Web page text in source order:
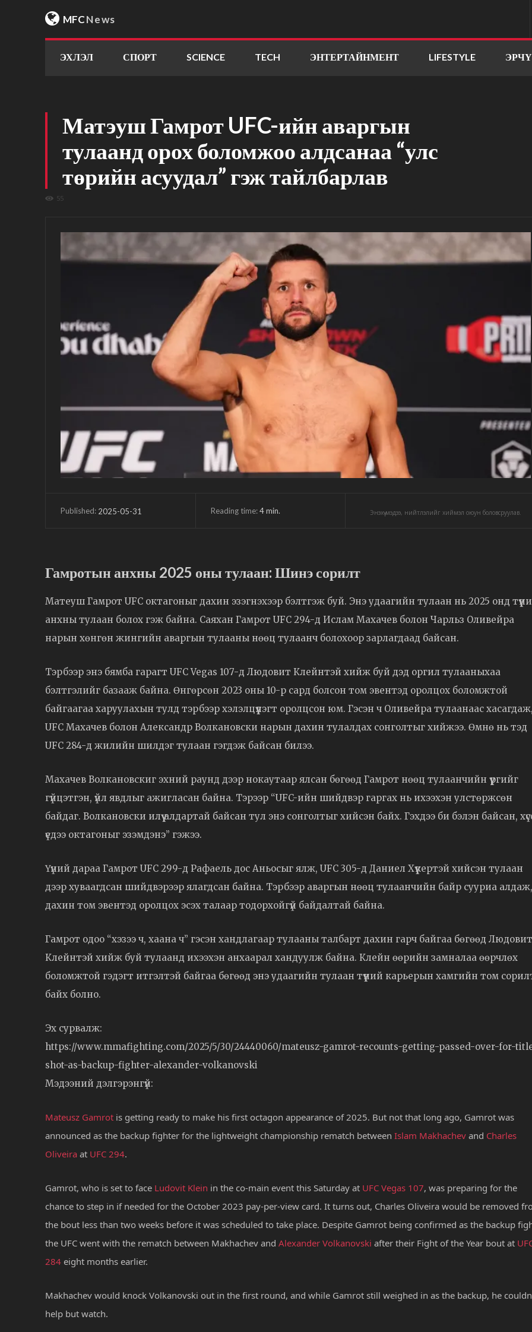
MFCNews
ЭХЛЭЛ СПОРТ SCIENCE TECH ЭНТЕРТАЙНМЕНТ LIFESTYLE
Матэуш Гамрот UFC-ийн аваргын
тулаанд орох боломжоо алдсанаа “улс
төрийн асуудал” гэж тайлбарлав
55
Published: 2025-05-31 Reading time:4min. Энэхүү мэдээ, нийтлэлийг хиймэл оюун боловсруулав.
Гамротын анхны 2025 оны тулаан: Шинэ сорилт
Матеуш Гамрот UFC октагоныг дахин эзэгнэхээр бэлтгэж буй. Энэ удаагийн тулаан нь 2025 онд
анхны тулаан болох гэж байна. Саяхан Гамрот UFC 294-д Ислам Махачев болон Чарльз Оливейра
нарын хөнгөн жингийн аваргын тулааны нөөц тулаанч болохоор зарлагдаад байсан.
Тэрбээр энэ бямба гарагт UFC Vegas 107-д Людовит Клейнтэй хийж буй дэд оргил тулааныхаа
бэлтгэлийг базааж байна. Өнгөрсөн 2023 оны 10-р сард болсон том эвентэд оролцох боломжтой
байгаагаа харуулахын тулд тэрбээр хэлэлцүүлэгт оролцсон юм. Гэсэн ч Оливейра тулаанаас хасагдаж,
UFC Махачев болон Александр Волкановски нарын дахин тулалдах сонголтыг хийжээ. Өмнө нь тэд
UFC 284-д жилийн шилдэг тулаан гэгдэж байсан билээ.
Махачев Волкановскиг эхний раунд дээр нокаутаар ялсан бөгөөд Гамрот нөөц тулаанчийн үүргийг
гүйцэтгэн, үйл явдлыг ажигласан байна. Тэрээр “UFC-ийн шийдвэр гаргах нь ихээхэн улстөржсөн
байдаг. Волкановски илүү алдартай байсан тул энэ сонголтыг хийсэн байх. Гэхдээ би бэлэн байсан,
үедээ октагоныг эзэмдэнэ” гэжээ.
Үүний дараа Гамрот UFC 299-д Рафаель дос Аньосыг ялж, UFC 305-д Даниел Хүүкертэй хийсэн тулаан
дээр хуваагдсан шийдвэрээр ялагдсан байна. Тэрбээр аваргын нөөц тулаанчийн байр сууриа алдаж,
дахин том эвентэд оролцох эсэх талаар тодорхойгүй байдалтай байна.
Гамрот одоо “хэзээ ч, хаана ч” гэсэн хандлагаар тулааны талбарт дахин гарч байгаа бөгөөд Людовит
Клейнтэй хийж буй тулаанд ихээхэн анхаарал хандуулж байна. Клейн өөрийн замналаа өөрчлөх
боломжтой гэдэгт итгэлтэй байгаа бөгөөд энэ удаагийн тулаан түүний карьерын хамгийн том
байх болно.
Эх сурвалж:
https://www.mmafighting.com/2025/5/30/24440060/mateusz-gamrot-recounts-getting-passed-over-for-
shot-as-backup-fighter-alexander-volkanovski
Мэдээний дэлгэрэнгүй:
Mateusz Gamrot is getting ready to make his first octagon appearance of 2025. But not that long ago, Gamrot was
announced as the backup fighter for the lightweight championship rematch between Islam Makhachev and Charles
Oliveira at UFC 294.
Gamrot, who is set to face Ludovit Klein in the co-main event this Saturday at UFC Vegas 107, was preparing for the
chance to step in if needed for the October 2023 pay-per-view card. It turns out, Charles Oliveira would be removed
the bout less than two weeks before it was scheduled to take place. Despite Gamrot being confirmed as the backup
the UFC went with the rematch between Makhachev and Alexander Volkanovski after their Fight of the Year bout at
284 eight months earlier.
Makhachev would knock Volkanovski out in the first round, and while Gamrot still weighed in as the backup, he
help but watch.